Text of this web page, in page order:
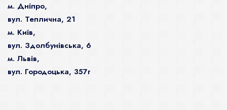
м. Дніпро,
вул. Теплична, 21
м. Київ,
вул. Здолбунівська, 6
м. Львів,
вул. Городоцька, 357г